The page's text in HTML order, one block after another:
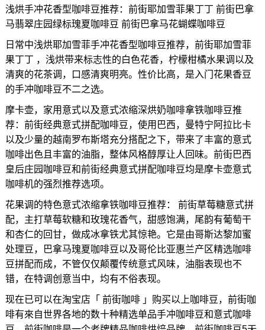
浅烘手冲花香型咖啡豆推荐：前街耶加雪菲果丁丁 前街巴拿
马翡翠庄园绿标瑰夏咖啡豆 前街巴拿马花蝴蝶咖啡豆
日常中浅烘耶加雪菲手冲花香型咖啡豆推荐，前街耶加雪菲
果丁丁 ，浅烘带来标志性的白色花香，柠檬柑橘水果调以及
清爽的花茶调，口感清爽明亮。性价比高，是入门花果香豆
的手冲咖啡豆不二之选。
摩卡壶，家用意式以及意式浓缩深烘奶咖啡拿铁咖啡豆推
荐：前街经典意式拼配咖啡豆，使用巴西，曼特宁阿拉比卡
以及少量的越南罗布斯塔充分搭配之下，带来了丰富的意式
咖啡出色且丰富的油脂，整体风格醇厚让人回味。前街巴西
皇后庄园咖啡豆和前街经典意式拼配咖啡豆均是摩卡壶意式
咖啡机的强烈推荐选项。
花果调的特色意式浓缩拿铁咖啡豆推荐： 前街草莓糖意式拼
配，主打草莓软糖和玫瑰花香气，甜感饱满，尾韵有葡萄干
和杏仁的回甘，做成冰拿铁尤其惊艳。它是由哥斯达黎加蜜
处理豆，巴拿马瑰夏咖啡豆以及哥伦比亚惠兰产区精选咖啡
豆拼配而成，不管仅仅颠覆传统意式风味，油脂表现也不
错，在特调创意当中，均有不俗表现。
现在已可以在淘宝店「 前街咖啡 」购买以上咖啡豆，前街咖
啡有來自世界各地的数十种精选单品手冲咖啡豆和意式咖啡